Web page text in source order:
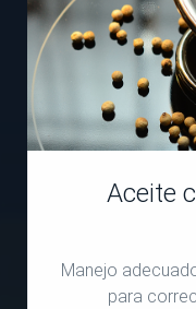
Aceite
Manejo
para